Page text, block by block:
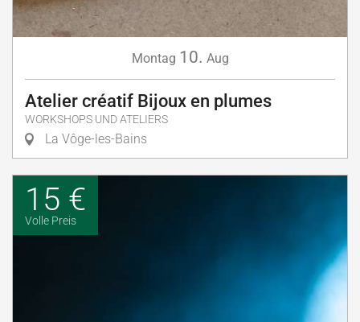
Montag 10. Aug
Atelier créatif Bijoux en plumes
WORKSHOPS UND ATELIERS
La Vôge-les-Bains
15 €
Volle Preis